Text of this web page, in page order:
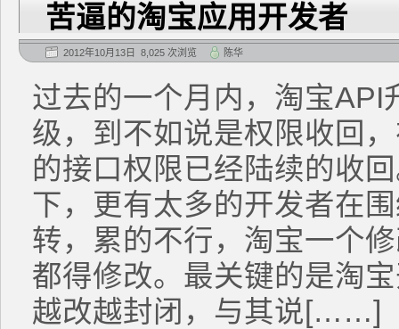
苦逼的淘宝应用开发者
2012年10月13日 8,025 次浏览 陈华
过去的一个月内，淘宝API
级，到不如说是权限收回
的接口权限已经陆续的收
下，更有太多的开发者在
转，累的不行，淘宝一个
都得修改。最关键的是淘
越改越封闭，与其说[……]